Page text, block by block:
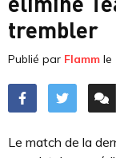
trembler
Publié par Flamm le
Le match de la